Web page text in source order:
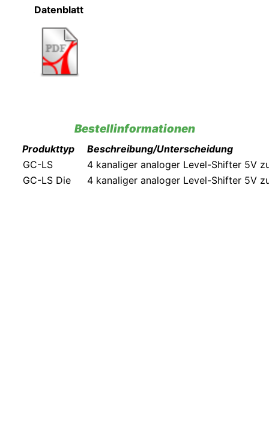
Datenblatt
Bestellinformationen
Produkttyp
Beschreibung/Unterscheidung
GC-LS
4 kanaliger analoger Level-Shifter 5V
GC-LS Die
4 kanaliger analoger Level-Shifter 5V